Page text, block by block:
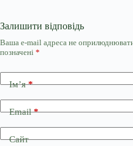
Залишити відповідь
Ваша e-mail адреса не
позначені *
Ім’я*
Email*
Сайт